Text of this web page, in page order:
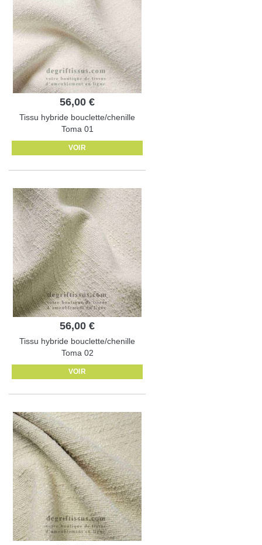
56,00 €
Tissu hybride bouclette/chenille
Toma 01
VOIR
56,00 €
Tissu hybride bouclette/chenille
Toma 02
VOIR